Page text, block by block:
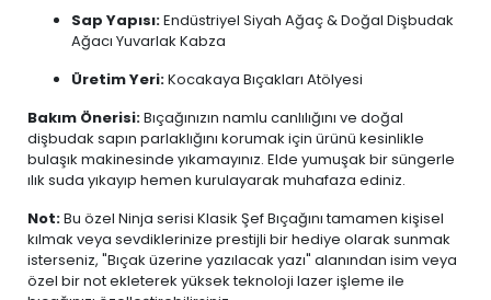
Sap Yapısı:Endüstriyel Siyah Ağaç & Doğal Dişbudak
Ağacı Yuvarlak Kabza
Üretim Yeri:Kocakaya Bıçakları Atölyesi
Bakım Önerisi:Bıçağınızın namlu canlılığını ve doğal
dişbudak sapın parlaklığını korumak için ürünü kesinlikle
bulaşık makinesinde yıkamayınız. Elde yumuşak bir süngerle
ılık suda yıkayıp hemen kurulayarak muhafaza ediniz.
Not:Bu özel Ninja serisi Klasik Şef Bıçağını tamamen kişisel
kılmak veya sevdiklerinize prestijli bir hediye olarak sunmak
isterseniz, "Bıçak üzerine yazılacak yazı" alanından isim veya
özel bir not ekleterek yüksek teknoloji lazer işleme ile